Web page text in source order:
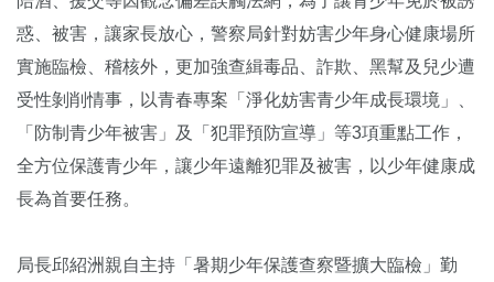
惑、被害，讓家長放心，警察局針對妨害少年身心健康場所
實施臨檢、稽核外，更加強查緝毒品、詐欺、黑幫及兒少遭
受性剝削情事，以青春專案「淨化妨害青少年成長環境」、
「防制青少年被害」及「犯罪預防宣導」等3項重點工作，
全方位保護青少年，讓少年遠離犯罪及被害，以少年健康成
長為首要任務。
局長邱紹洲親自主持「暑期少年保護查察暨擴大臨檢」勤